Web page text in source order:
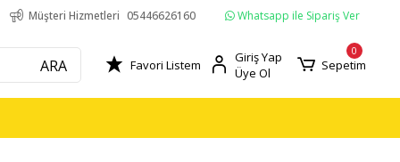
Müşteri Hizmetleri 05446626160 Whatsapp ile Sipariş Ver
ARA Favori Listem
Giriş Yap
Üye Ol
0
Sepetim